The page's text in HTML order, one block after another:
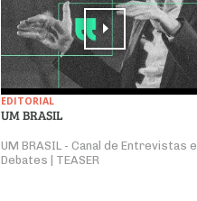
EDITORIAL
UM BRASIL
UM BRASIL - Canal de Entrevistas e
Debates | TEASER